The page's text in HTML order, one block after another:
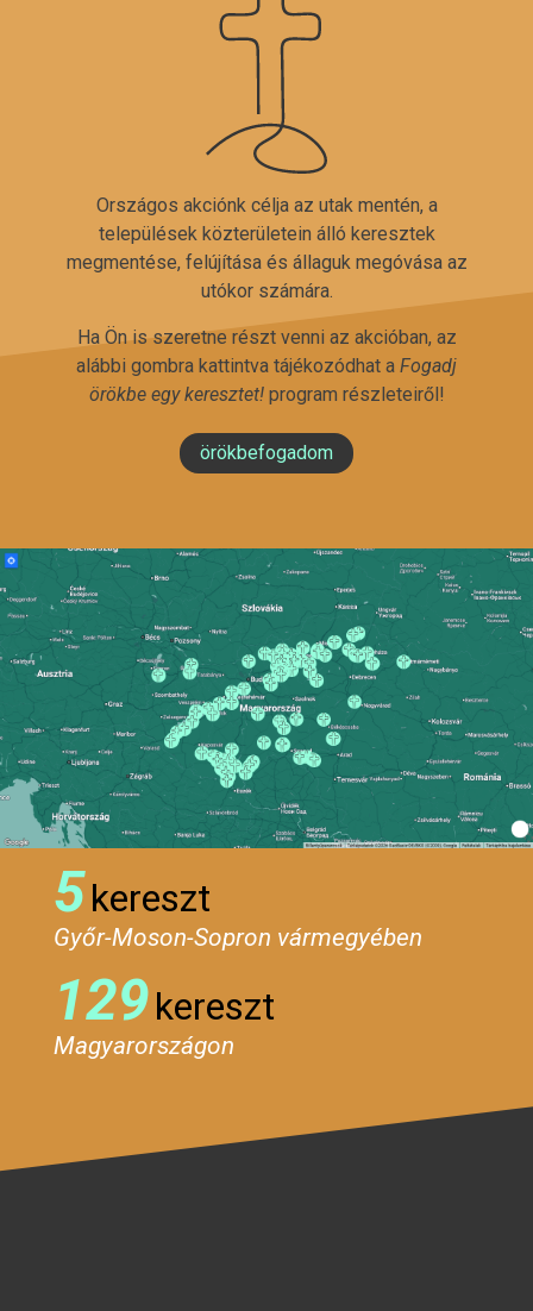
Országos akciónk célja az utak mentén, a
települések közterületein álló keresztek
megmentése, felújítása és állaguk megóvása az
utókor számára.
Ha Ön is szeretne részt venni az akcióban, az
alábbi gombra kattintva tájékozódhat a Fogadj
örökbe egy keresztet!program részleteiről!
örökbefogadom
5kereszt
Győr-Moson-Sopron vármegyében
129kereszt
Magyarországon